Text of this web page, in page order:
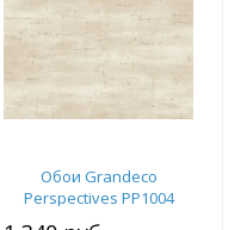
Обои Grandeco
Perspectives PP1004